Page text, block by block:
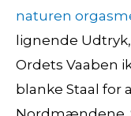
naturen
lignende
Ordets Vaaben
blanke Staal for